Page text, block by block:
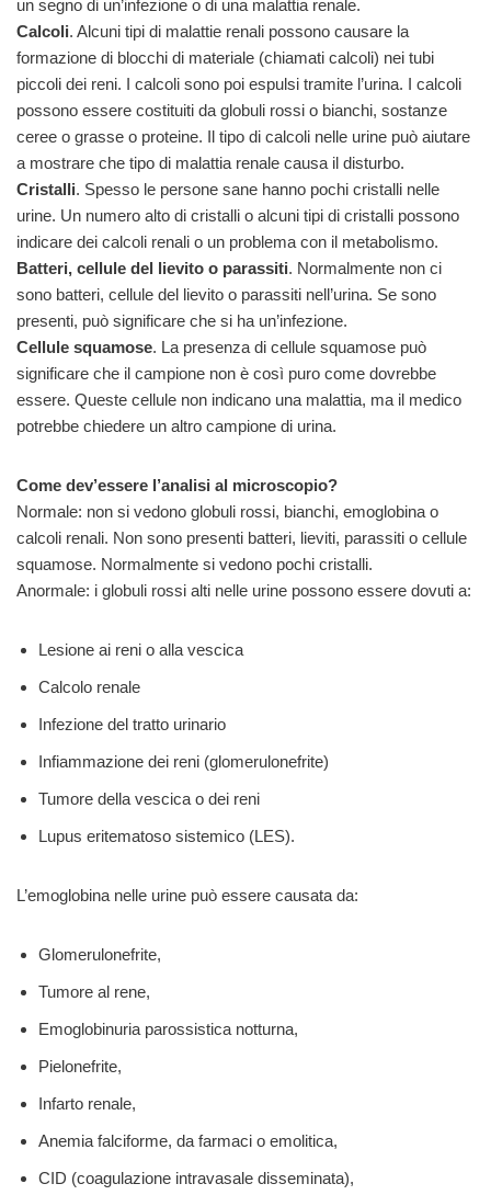
un segno di un’infezione o di una malattia renale.
Calcoli. Alcuni tipi di malattie renali possono causare la
formazione di blocchi di materiale (chiamati calcoli) nei tubi
piccoli dei reni. I calcoli sono poi espulsi tramite l’urina. I calcoli
possono essere costituiti da globuli rossi o bianchi, sostanze
ceree o grasse o proteine. Il tipo di calcoli nelle urine può aiutare
a mostrare che tipo di malattia renale causa il disturbo.
Cristalli. Spesso le persone sane hanno pochi cristalli nelle
urine. Un numero alto di cristalli o alcuni tipi di cristalli possono
indicare dei calcoli renali o un problema con il metabolismo.
Batteri, cellule del lievito o parassiti. Normalmente non ci
sono batteri, cellule del lievito o parassiti nell’urina. Se sono
presenti, può significare che si ha un’infezione.
Cellule squamose. La presenza di cellule squamose può
significare che il campione non è così puro come dovrebbe
essere. Queste cellule non indicano una malattia, ma il medico
potrebbe chiedere un altro campione di urina.
Come dev’essere l’analisi al microscopio?
Normale: non si vedono globuli rossi, bianchi, emoglobina o
calcoli renali. Non sono presenti batteri, lieviti, parassiti o cellule
squamose. Normalmente si vedono pochi cristalli.
Anormale: i globuli rossi alti nelle urine possono essere dovuti a:
Lesione ai reni o alla vescica
Calcolo renale
Infezione del tratto urinario
Infiammazione dei reni (glomerulonefrite)
Tumore della vescica o dei reni
Lupus eritematoso sistemico (LES).
L’emoglobina nelle urine può essere causata da:
Glomerulonefrite,
Tumore al rene,
Emoglobinuria parossistica notturna,
Pielonefrite,
Infarto renale,
Anemia falciforme, da farmaci o emolitica,
CID (coagulazione intravasale disseminata),